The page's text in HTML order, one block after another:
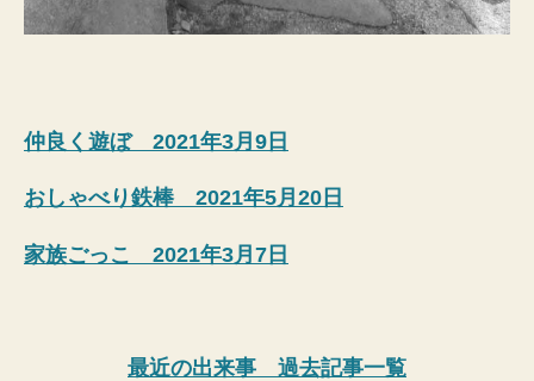
仲良く遊ぼ 2021年3月9日
おしゃべり鉄棒 2021年5月20日
家族ごっこ 2021年3月7日
最近の出来事 過去記事一覧